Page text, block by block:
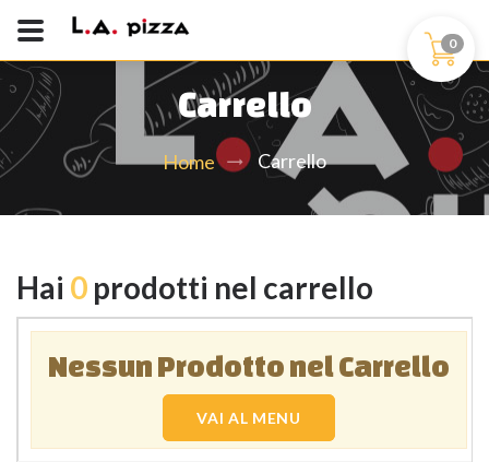
Carrello
Home Carrello
Hai 0 prodotti nel carrello
Nessun Prodotto nel Carrello
VAI AL MENU
0